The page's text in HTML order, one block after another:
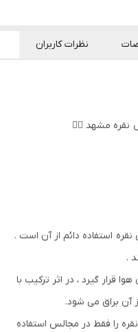
نظرات کاربران
نقره مشهد 👇🏻
استفاده دائم از آن است .
.
قرار گیرد ، در اثر ترکیب با
آن براق می شود.
را فقط در مجالس استفاده